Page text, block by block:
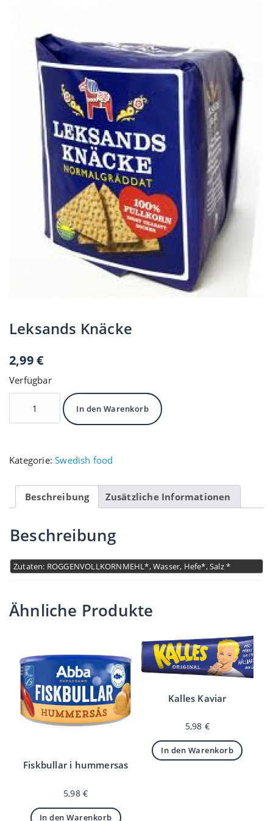
Leksands Knäcke
2,99€
Verfügbar
Knäcke
Menge
In den Warenkorb
Kategorie:Swedish food
Beschreibung Zusätzliche Informationen
Beschreibung
Zutaten: ROGGENVOLLKORNMEHL*, Wasser, Hefe*, Salz *
Ähnliche Produkte
Fiskbullar i hummersas
5,98€
In den Warenkorb
Kalles Kaviar
5,98 €
In den Warenkorb